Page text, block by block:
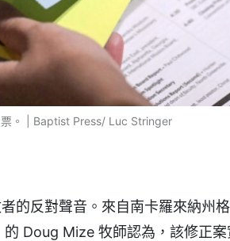
。 | Baptist Press/ Luc Stringer
的反對聲音。來自南卡羅來納州
Doug Mize 牧師認為，該修正案